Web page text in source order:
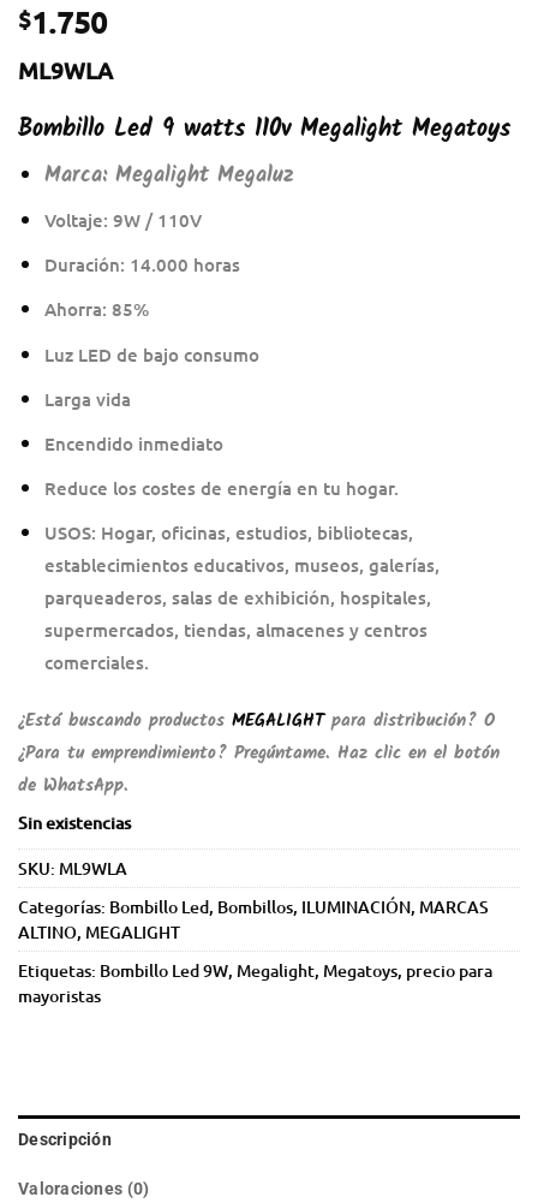
$1.750
ML9WLA
Bombillo Led 9 watts 110v Megalight Megatoys
Marca:Megalight Megaluz
Voltaje: 9W / 110V
Duración: 14.000 horas
Ahorra: 85%
Luz LED de bajo consumo
Larga vida
Encendido inmediato
Reduce los costes de energía en tu hogar.
USOS: Hogar, oficinas, estudios, bibliotecas,
establecimientos educativos, museos, galerías,
parqueaderos, salas de exhibición, hospitales,
supermercados, tiendas, almacenes y centros
comerciales.
¿Está buscando productos MEGALIGHT para distribución? O
¿Para tu emprendimiento? Pregúntame. Haz clic en el botón
de WhatsApp.
Sin existencias
SKU: ML9WLA
Categorías: Bombillo Led, Bombillos, ILUMINACIÓN, MARCAS
ALTINO, MEGALIGHT
Etiquetas: Bombillo Led 9W, Megalight, Megatoys, precio para
mayoristas
Descripción
Valoraciones (0)